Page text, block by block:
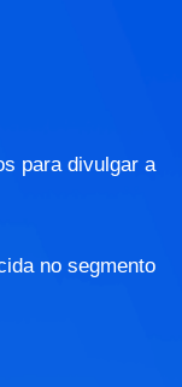
para divulgar a
no segmento